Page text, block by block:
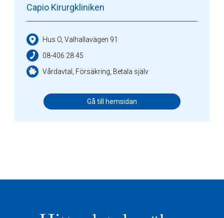
Capio Kirurgkliniken
Hus O, Valhallavägen 91
08-406 28 45
Vårdavtal, Försäkring, Betala själv
Gå till hemsidan